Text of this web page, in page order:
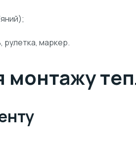
рулетка, маркер.
монтажу